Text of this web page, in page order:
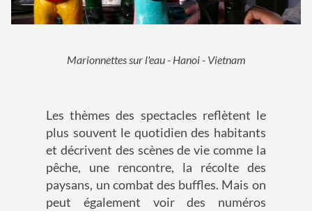
Marionnettes sur l'eau - Hanoi - Vietnam
Les thèmes des spectacles reflètent le
plus souvent le quotidien des habitants
et décrivent des scènes de vie comme la
pêche, une rencontre, la récolte des
paysans, un combat des buffles. Mais on
peut également voir des numéros